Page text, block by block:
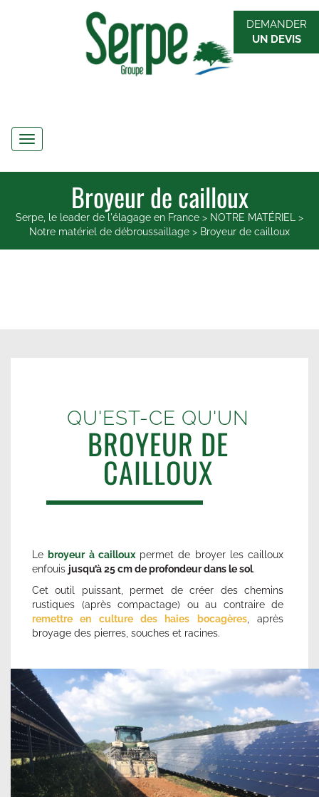
DEMANDER
UN DEVIS
Navigation
Broyeur de cailloux
Serpe, le leader de l'élagage en France > NOTRE MATÉRIEL
>
Notre matériel de débroussaillage > Broyeur de cailloux
QU'EST-CE QU'UN
BROYEUR DE
CAILLOUX
Le broyeur à cailloux permet de broyer les cailloux
enfouis jusqu’à 25 cm de profondeur dans le sol.
Cet outil puissant, permet de créer des chemins
rustiques (après compactage) ou au contraire de
remettre en culture des haies bocagères, après
broyage des pierres, souches et racines.